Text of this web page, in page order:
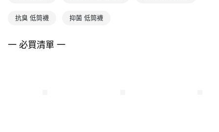
抗臭 低筒襪 抑菌 低筒襪
一 必買清單 一